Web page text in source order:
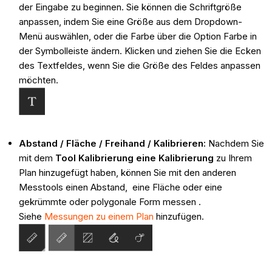
der Eingabe zu beginnen. Sie können die Schriftgröße
anpassen, indem Sie eine Größe aus dem Dropdown-
Menü auswählen, oder die Farbe über die Option Farbe in
der Symbolleiste ändern. Klicken und ziehen Sie die Ecken
des Textfeldes, wenn Sie die Größe des Feldes anpassen
möchten.
Abstand / Fläche / Freihand / Kalibrieren: Nachdem Sie
mit dem Tool Kalibrierung eine Kalibrierung zu Ihrem
Plan hinzugefügt haben, können Sie mit den anderen
Messtools einen Abstand, eine Fläche oder eine
gekrümmte oder polygonale Form messen .
Siehe Messungen zu einem Plan hinzufügen.